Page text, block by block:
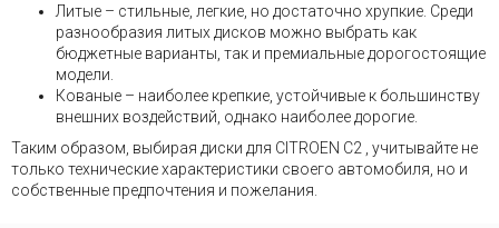
Литые – стильные, легкие, но достаточно хрупкие. Среди
разнообразия литых дисков можно выбрать как
бюджетные варианты, так и премиальные дорогостоящие
модели.
Кованые – наиболее крепкие, устойчивые к большинству
внешних воздействий, однако наиболее дорогие.
Таким образом, выбирая диски для CITROEN C2 , учитывайте не
только технические характеристики своего автомобиля, но и
собственные предпочтения и пожелания.